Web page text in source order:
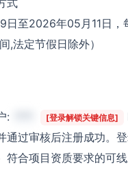
日至2026年05月11日
法定节假日除外）
: [登录解锁关键信息]
通过审核后注册成功。
符合项目资质要求的可